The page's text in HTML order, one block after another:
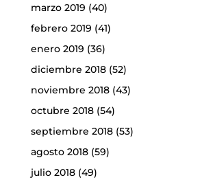
marzo 2019 (40)
febrero 2019 (41)
enero 2019 (36)
diciembre 2018(52)
noviembre 2018(43)
octubre 2018(54)
septiembre 2018(53)
agosto 2018(59)
julio 2018(49)